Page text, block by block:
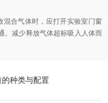
合气体时，应打开实验室门窗
。减少释放气体超标吸入人体而
种类与配置